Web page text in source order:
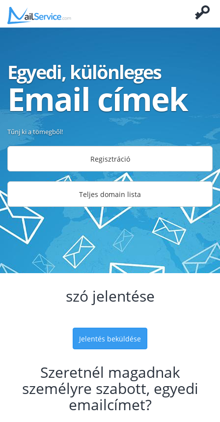
Egyedi, különleges
Email címek
Tűnj ki a tömegből!
Regisztráció
Teljes domain lista
szó jelentése
Jelentés beküldése
Szeretnél magadnak
személyre szabott, egyedi
emailcímet?